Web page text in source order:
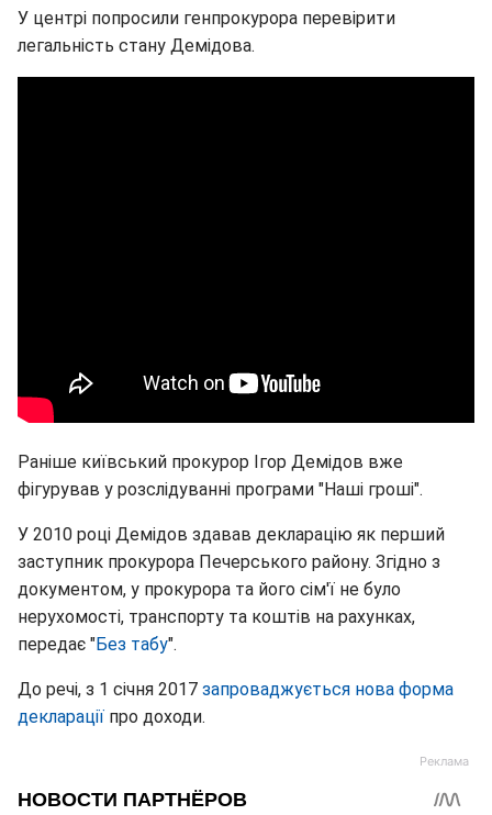
У центрі попросили генпрокурора перевірити
легальність стану Демідова.
Раніше київський прокурор Ігор Демідов вже
фігурував у розслідуванні програми "Наші гроші".
У 2010 році Демідов здавав декларацію як перший
заступник прокурора Печерського району. Згідно з
документом, у прокурора та його сім'ї не було
нерухомості, транспорту та коштів на рахунках,
передає "Без табу".
До речі, з 1 січня 2017 запроваджується нова форма
декларації про доходи.